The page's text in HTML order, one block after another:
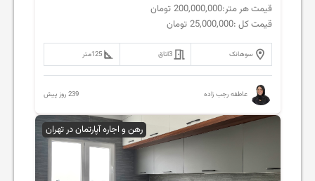
قیمت هر متر:200,000,000 تومان
قیمت کل :25,000,000 تومان
سوهانک 3اتاق 125متر
عاطفه رجب زاده 239 روز پیش
رهن و اجاره آپارتمان در تهران